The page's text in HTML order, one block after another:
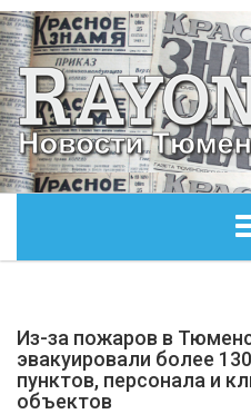
ОБЩЕСТВО
ЭКОНОМИКА
Из-за пожаров в
эвакуировали более
пунктов, персонала и
объектов